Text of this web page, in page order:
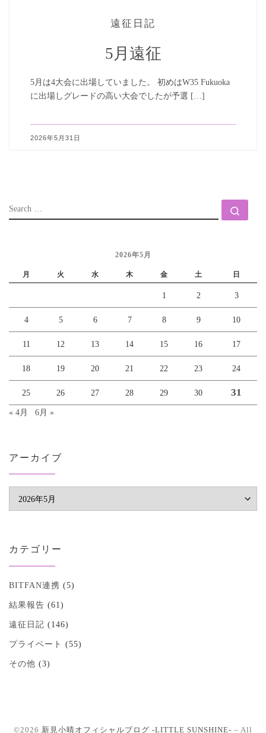
遠征日記
5月遠征
5月は4大会に出場していました。 初めはW35 Fukuoka
に出場しグレードの高い大会でしたが予選 […]
2026年5月31日
SEARCH
2026年5月
月 火 水 木 金 土 日
1 2 3
4 5 6 7 8 9 10
11 12 13 14 15 16 17
18 19 20 21 22 23 24
25 26 27 28 29 30 31
« 4月 6月 »
アーカイブ
カテゴリー
BITFAN連携 (5)
結果報告 (61)
遠征日記 (146)
プライベート (55)
その他 (3)
©2026 新見小晴オフィシャルブログ -LITTLE SUNSHINE- – All